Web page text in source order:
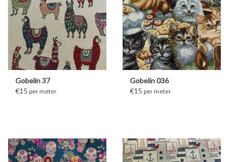
Gobelin 37
€15 per meter
Gobelin 036
€15 per meter